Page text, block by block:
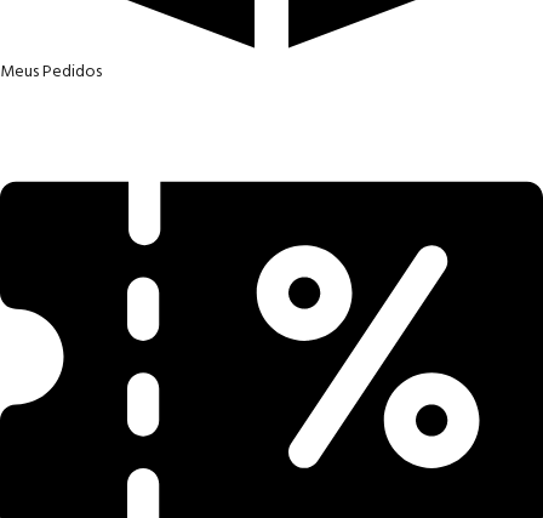
Meus Pedidos